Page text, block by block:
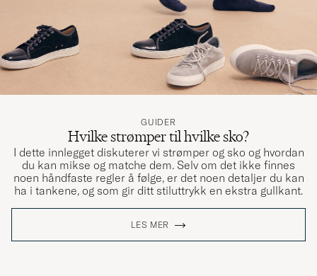
GUIDER
Hvilke strømper til hvilke sko?
I dette innlegget diskuterer vi strømper og sko og hvordan
du kan mikse og matche dem. Selv om det ikke finnes
noen håndfaste regler å følge, er det noen detaljer du kan
ha i tankene, og som gir ditt stiluttrykk en ekstra gullkant.
LES MER